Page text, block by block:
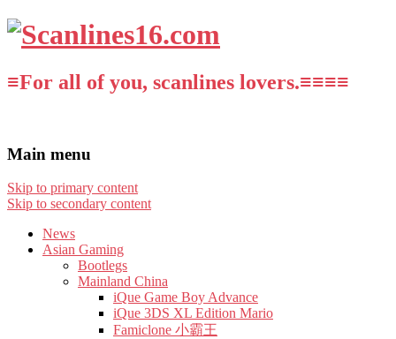
≡For all of you, scanlines lovers.≡≡≡≡
Main menu
Skip to primary content
Skip to secondary content
News
Asian Gaming
Bootlegs
Mainland China
iQue Game Boy Advance
iQue 3DS XL Edition Mario
Famiclone 小霸王